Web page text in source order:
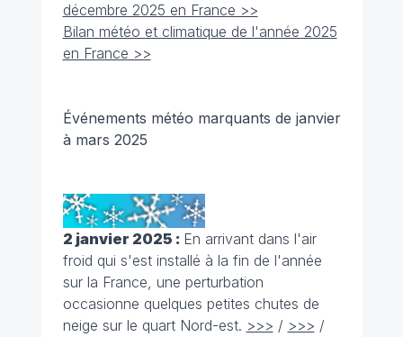
décembre 2025 en France >>
Bilan météo et climatique de l'année 2025
en France >>
Événements météo marquants de janvier
à mars 2025
2 janvier 2025 : En arrivant dans l'air
froid qui s'est installé à la fin de l'année
sur la France, une perturbation
occasionne quelques petites chutes de
neige sur le quart Nord-est. >>> / >>> /